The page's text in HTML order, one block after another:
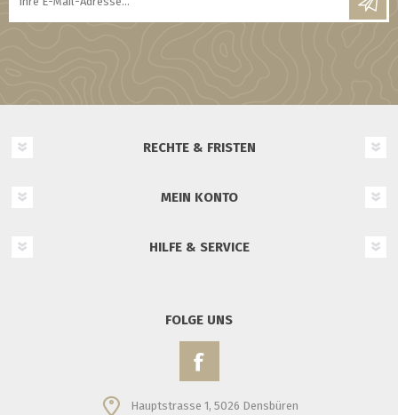
RECHTE & FRISTEN
MEIN KONTO
HILFE & SERVICE
FOLGE UNS
Hauptstrasse 1, 5026 Densbüren